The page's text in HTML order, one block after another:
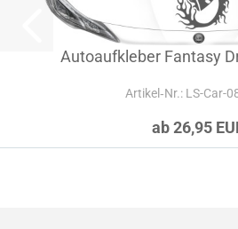
Autoaufkleber Fantasy
Artikel‑Nr.: LS-Car-
ab 26,95